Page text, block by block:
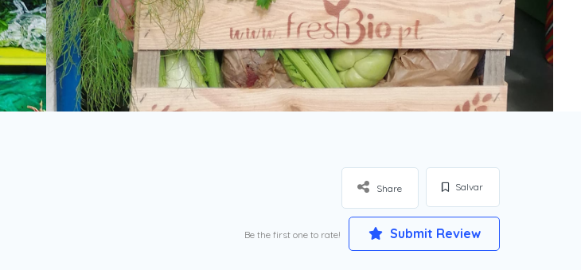
Salvar
Share
Be the first one to rate! Submit Review